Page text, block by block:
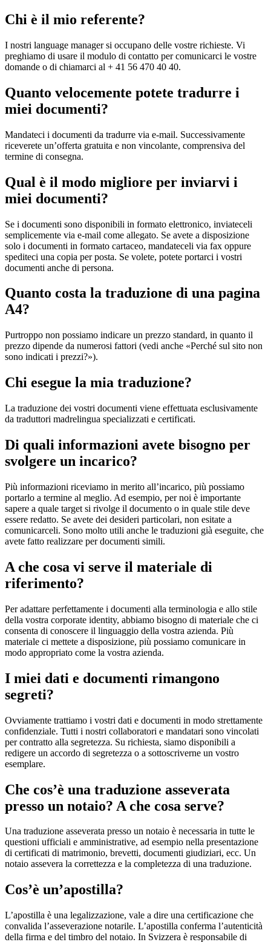
Chi è il mio referente?
I nostri language manager si occupano delle vostre richieste. Vi
preghiamo di usare il modulo di contatto per comunicarci le vostre
domande o di chiamarci al + 41 56 470 40 40.
Quanto velocemente potete tradurre i
miei documenti?
Mandateci i documenti da tradurre via e-mail. Successivamente
riceverete un’offerta gratuita e non vincolante, comprensiva del
termine di consegna.
Qual è il modo migliore per inviarvi i
miei documenti?
Se i documenti sono disponibili in formato elettronico, inviateceli
semplicemente via e-mail come allegato. Se avete a disposizione
solo i documenti in formato cartaceo, mandateceli via fax oppure
spediteci una copia per posta. Se volete, potete portarci i vostri
documenti anche di persona.
Quanto costa la traduzione di una pagina
A4?
Purtroppo non possiamo indicare un prezzo standard, in quanto il
prezzo dipende da numerosi fattori (vedi anche «Perché sul sito non
sono indicati i prezzi?»).
Chi esegue la mia traduzione?
La traduzione dei vostri documenti viene effettuata esclusivamente
da traduttori madrelingua specializzati e certificati.
Di quali informazioni avete bisogno per
svolgere un incarico?
Più informazioni riceviamo in merito all’incarico, più possiamo
portarlo a termine al meglio. Ad esempio, per noi è importante
sapere a quale target si rivolge il documento o in quale stile deve
essere redatto. Se avete dei desideri particolari, non esitate a
comunicarceli. Sono molto utili anche le traduzioni già eseguite, che
avete fatto realizzare per documenti simili.
A che cosa vi serve il materiale di
riferimento?
Per adattare perfettamente i documenti alla terminologia e allo stile
della vostra corporate identity, abbiamo bisogno di materiale che ci
consenta di conoscere il linguaggio della vostra azienda. Più
materiale ci mettete a disposizione, più possiamo comunicare in
modo appropriato come la vostra azienda.
I miei dati e documenti rimangono
segreti?
Ovviamente trattiamo i vostri dati e documenti in modo strettamente
confidenziale. Tutti i nostri collaboratori e mandatari sono vincolati
per contratto alla segretezza. Su richiesta, siamo disponibili a
redigere un accordo di segretezza o a sottoscriverne un vostro
esemplare.
Che cos’è una traduzione asseverata
presso un notaio? A che cosa serve?
Una traduzione asseverata presso un notaio è necessaria in tutte le
questioni ufficiali e amministrative, ad esempio nella presentazione
di certificati di matrimonio, brevetti, documenti giudiziari, ecc. Un
notaio assevera la correttezza e la completezza di una traduzione.
Cos’è un’apostilla?
L’apostilla è una legalizzazione, vale a dire una certificazione che
convalida l’asseverazione notarile. L’apostilla conferma l’autenticità
della firma e del timbro del notaio. In Svizzera è responsabile di